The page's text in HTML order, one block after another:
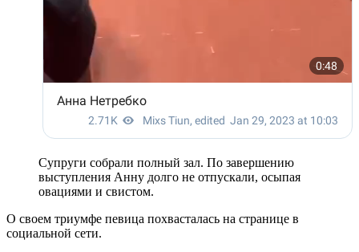
Супруги собрали полный зал. По завершению
выступления Анну долго не отпускали, осыпая
овациями и свистом.
О своем триумфе певица похвасталась на странице в
социальной сети.